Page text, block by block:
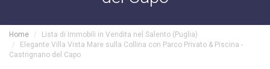
Home
Lista di Immobili in Vendita nel Salento (Puglia)
Elegante Villa Vista Mare sulla Collina con Parco Privato & Piscina -
Castrignano del Capo